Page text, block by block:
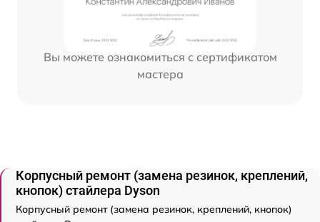
Вы можете ознакомиться с сертификатом
мастера
Корпусный ремонт (замена резинок, креплений,
кнопок) стайлера Dyson
Корпусный ремонт (замена резинок, креплений, кнопок)